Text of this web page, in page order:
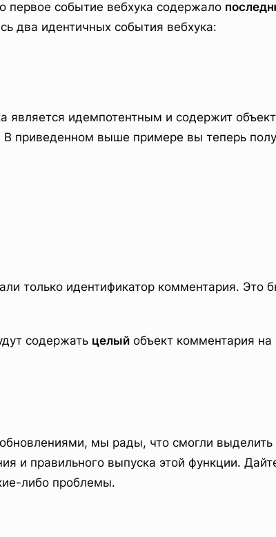
первое событие вебхука содержало
два идентичных события вебхука:
является идемпотентным и содержит объект
приведенном выше примере вы теперь
только идентификатор комментария. Это
содержать целый объект комментария на
мы рады, что смогли выделить
и правильного выпуска этой функции.
либо проблемы.